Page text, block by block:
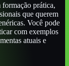
formação prática,
que querem
Você pode
com exemplos
atuais e